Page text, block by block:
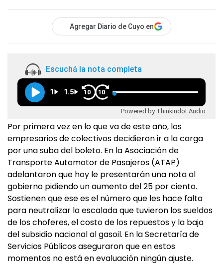
Agregar Diario de Cuyo en
Escuchá la nota completa
1 1.5 10 10
Powered by Thinkindot Audio
Por primera vez en lo que va de este año, los
empresarios de colectivos decidieron ir a la carga
por una suba del boleto. En la Asociación de
Transporte Automotor de Pasajeros (ATAP)
adelantaron que hoy le presentarán una nota al
gobierno pidiendo un aumento del 25 por ciento.
Sostienen que ese es el número que les hace falta
para neutralizar la escalada que tuvieron los sueldos
de los choferes, el costo de los repuestos y la baja
del subsidio nacional al gasoil. En la Secretaría de
Servicios Públicos aseguraron que en estos
momentos no está en evaluación ningún ajuste.